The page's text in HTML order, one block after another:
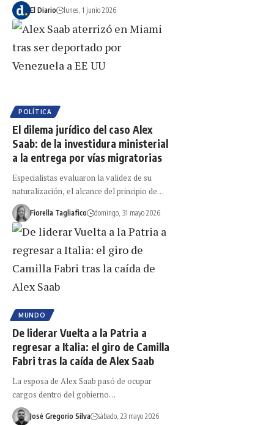
El Diario lunes, 1 junio 2026
POLÍTICA
El dilema jurídico del caso Alex
Saab: de la investidura ministerial
a la entrega por vías migratorias
Especialistas evaluaron la validez de su
naturalización, el alcance del principio de…
Fiorella Tagliafico domingo, 31 mayo 2026
MUNDO
De liderar Vuelta a la Patria a
regresar a Italia: el giro de Camilla
Fabri tras la caída de Alex Saab
La esposa de Alex Saab pasó de ocupar
cargos dentro del gobierno…
José Gregorio Silva sábado, 23 mayo 2026